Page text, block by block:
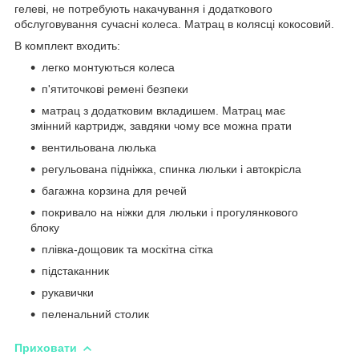
гелеві, не потребують накачування і додаткового
обслуговування сучасні колеса. Матрац в колясці кокосовий.
В комплект входить:
легко монтуються колеса
п'ятиточкові ремені безпеки
матрац з додатковим вкладишем. Матрац має
змінний картридж, завдяки чому все можна прати
вентильована люлька
регульована підніжка, спинка люльки і автокрісла
багажна корзина для речей
покривало на ніжки для люльки і прогулянкового
блоку
плівка-дощовик та москітна сітка
підстаканник
рукавички
пеленальний столик
Приховати